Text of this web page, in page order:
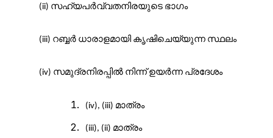
(ii) സഹ്യപർവ്വതനിരയുടെ ഭാഗം
(iii) റബ്ബർ ധാരാളമായി കൃഷിചെയ്യുന്ന സ്ഥലം
(iv) സമുദ്രനിരപ്പിൽ നിന്ന്ഉയർന്ന പ്രദേശം
(iv), (iii) മാത്രം
(iii), (ii) മാത്രം